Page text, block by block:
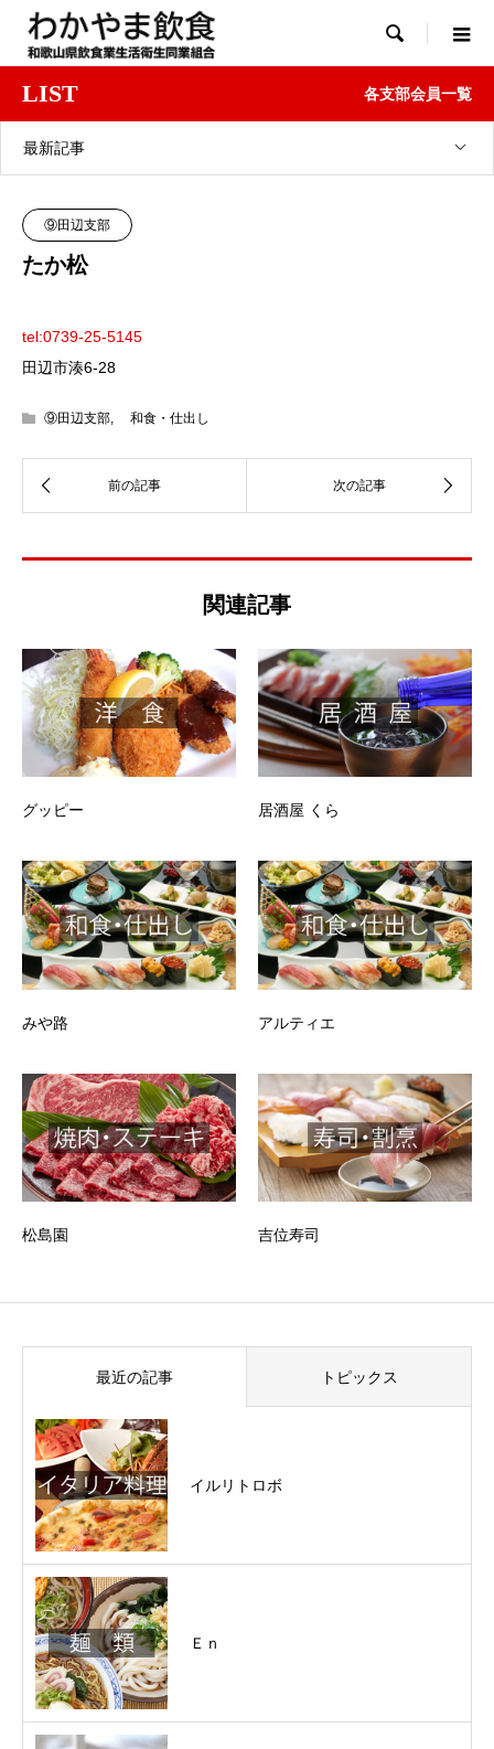

LIST 各支部会員一覧
最新記事
⑨田辺支部
たか松
tel:0739-25-5145
田辺市湊6-28
⑨田辺支部, 和食・仕出し
関連記事
グッピー 居酒屋 くら
みや路 アルティエ
松島園 吉位寿司
最近の記事 トピックス
イルリトロボ
Ｅｎ